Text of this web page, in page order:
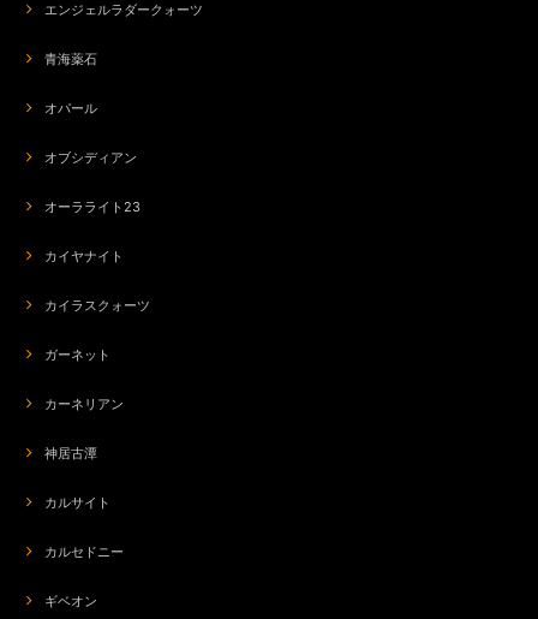
エンジェルラダークォーツ
青海薬石
オパール
オブシディアン
オーラライト23
カイヤナイト
カイラスクォーツ
ガーネット
カーネリアン
神居古潭
カルサイト
カルセドニー
ギベオン